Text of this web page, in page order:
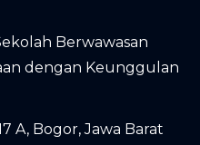
Berwawasan
dengan Keunggulan
A, Bogor, Jawa Barat